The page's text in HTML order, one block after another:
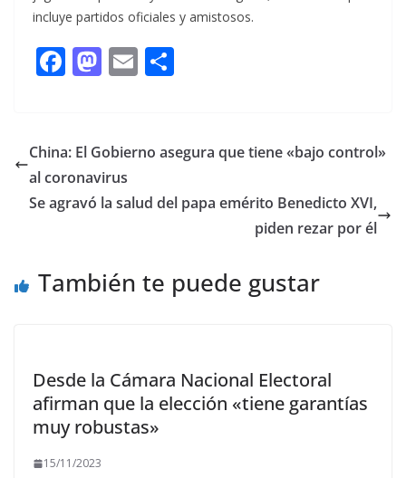
incluye partidos oficiales y amistosos.
F
b
o
o
M
d
o
n
E
l p
ti
China: El Gobierno asegura que tiene «bajo control»
al coronavirus
Se agravó la salud del papa emérito Benedicto XVI,
piden rezar por él
También te puede gustar
Desde la Cámara Nacional Electoral
afirman que la elección «tiene garantías
muy robustas»
15/11/2023